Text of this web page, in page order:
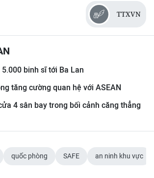
TUẦN
THÁNG
TTXVN
binh sĩ tới Ba Lan
tăng cường quan hệ với ASEAN
4 sân bay trong bối cảnh căng thẳng
quốc phòng SAFE an ninh khu vực